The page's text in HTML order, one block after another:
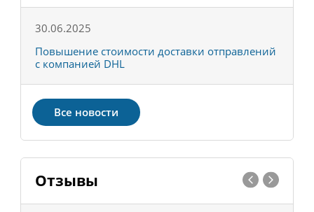
30.06.2025
Повышение стоимости доставки отправлений
с компанией DHL
Все новости
Отзывы